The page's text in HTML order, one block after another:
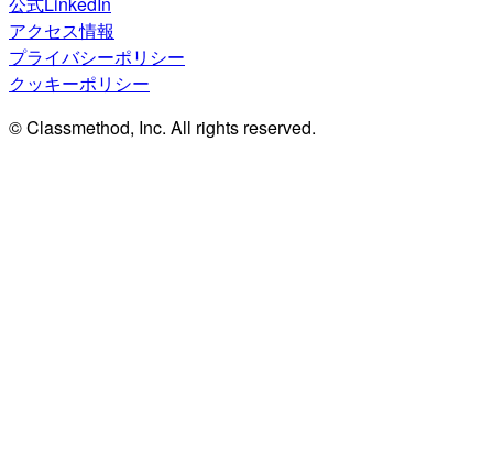
アクセス情報
プライバシーポリシー
クッキーポリシー
© Classmethod, Inc. All rights reserved.